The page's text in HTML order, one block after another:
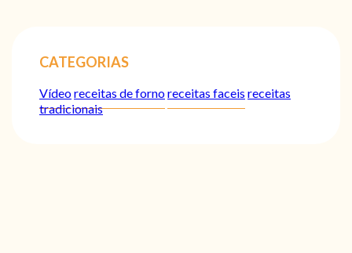
CATEGORIAS
Vídeoreceitas de fornoreceitas faceis receitas
tradicionais